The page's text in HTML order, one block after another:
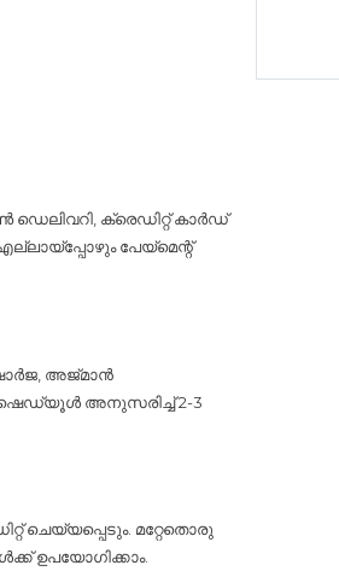
ക്രെഡിറ്റ് കാർഡ്
പേയ്‌മെന്റ്
അജ്മാൻ
ഷെഡ്യൂൾ അനുസരിച്ച് 2-3
ചെയ്യപ്പെടും. മറ്റേതൊരു
ഉപയോഗിക്കാം.